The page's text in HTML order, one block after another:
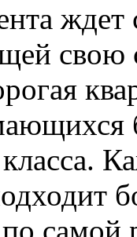
ждет
свою
самой